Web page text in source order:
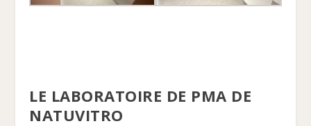
LE LABORATOIRE DE PMA DE
NATUVITRO